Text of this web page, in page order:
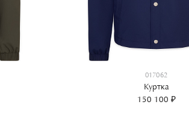
017062
Куртка
150 100 ₽